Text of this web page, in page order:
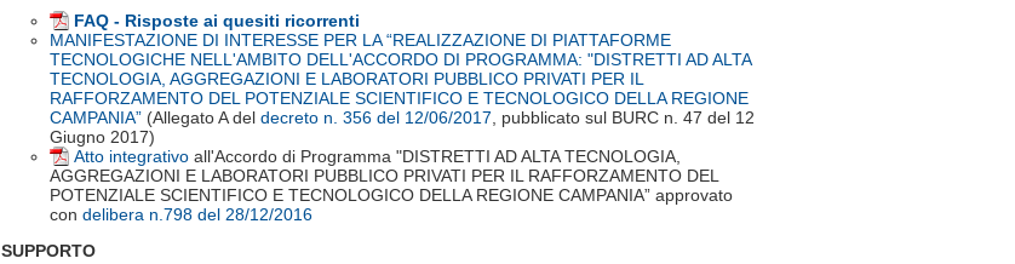
FAQ - Risposte ai quesiti ricorrenti
MANIFESTAZIONE DI INTERESSE PER LA “REALIZZAZIONE DI PIATTAFORME
TECNOLOGICHE NELL'AMBITO DELL'ACCORDO DI PROGRAMMA: "DISTRETTI AD ALTA
TECNOLOGIA, AGGREGAZIONI E LABORATORI PUBBLICO PRIVATI PER IL
RAFFORZAMENTO DEL POTENZIALE SCIENTIFICO E TECNOLOGICO DELLA REGIONE
CAMPANIA” (Allegato A del decreto n. 356 del 12/06/2017 , pubblicato sul BURC n. 47 del 12
Giugno 2017)
Atto integrativo all'Accordo di Programma "DISTRETTI AD ALTA TECNOLOGIA,
AGGREGAZIONI E LABORATORI PUBBLICO PRIVATI PER IL RAFFORZAMENTO DEL
POTENZIALE SCIENTIFICO E TECNOLOGICO DELLA REGIONE CAMPANIA” approvato
con delibera n.798 del 28/12/2016
SUPPORTO